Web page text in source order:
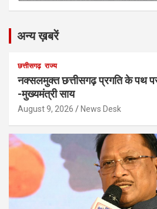
अन्य ख़बरें
छत्तीसगढ़ राज्य
नक्सलमुक्त छत्तीसगढ़ प्रगति के पथ
-मुख्यमंत्री साय
August 9, 2026 News Desk